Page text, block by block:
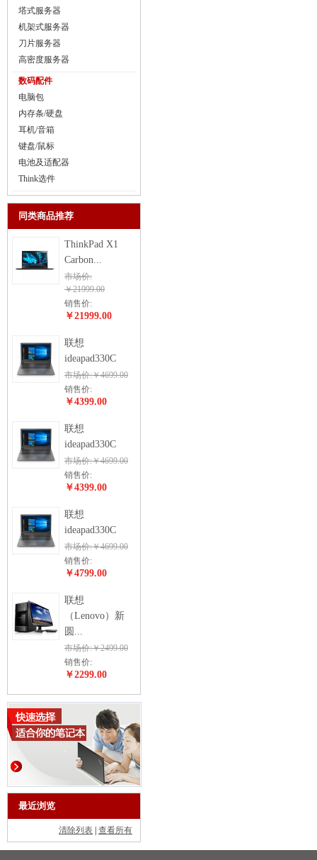
塔式服务器
机架式服务器
刀片服务器
高密度服务器
数码配件
电脑包
内存条/硬盘
耳机/音箱
键盘/鼠标
电池及适配器
Think选件
同类商品推荐
ThinkPad X1
Carbon...
市场价:
￥21999.00
销售价:
￥21999.00
联想
ideapad330C
市场价:￥4699.00
销售价:
￥4399.00
联想
ideapad330C
市场价:￥4699.00
销售价:
￥4399.00
联想
ideapad330C
市场价:￥4699.00
销售价:
￥4799.00
联想
（Lenovo）新
圆...
市场价:￥2499.00
销售价:
￥2299.00
最近浏览
清除列表 查看所有